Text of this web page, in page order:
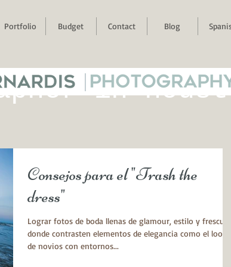
Portfolio Budget Contact Blog
| in
Consejos para el "Trash the
dress"
Lograr fotos de boda llenas de glamour, estilo y frescura
donde contrasten elementos de elegancia como el look
de novios con entornos...